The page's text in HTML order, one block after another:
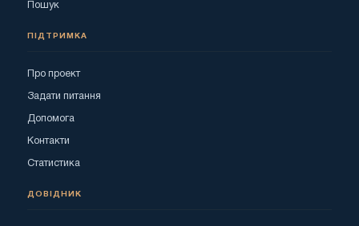
Пошук
ПІДТРИМКА
Про проект
Задати питання
Допомога
Контакти
Статистика
ДОВІДНИК